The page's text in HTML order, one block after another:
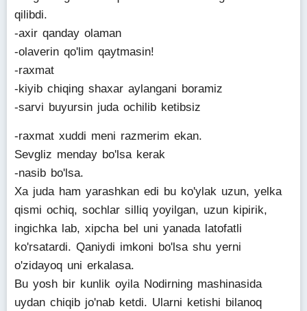
qilibdi.
-axir qanday olaman
-olaverin qo'lim qaytmasin!
-raxmat
-kiyib chiqing shaxar aylangani boramiz
-sarvi buyursin juda ochilib ketibsiz
-raxmat xuddi meni razmerim ekan.
Sevgliz menday bo'lsa kerak
-nasib bo'lsa.
Xa juda ham yarashkan edi bu ko'ylak uzun, yelka
qismi ochiq, sochlar silliq yoyilgan, uzun kipirik,
ingichka lab, xipcha bel uni yanada latofatli
ko'rsatardi. Qaniydi imkoni bo'lsa shu yerni
o'zidayoq uni erkalasa.
Bu yosh bir kunlik oyila Nodirning mashinasida
uydan chiqib jo'nab ketdi. Ularni ketishi bilanoq